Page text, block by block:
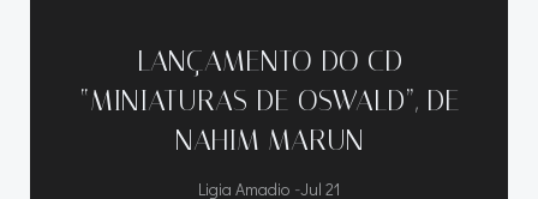
LANÇAMENTO DO CD
“MINIATURAS DE OSWALD”, DE
NAHIM MARUN
Ligia Amadio -Jul 21